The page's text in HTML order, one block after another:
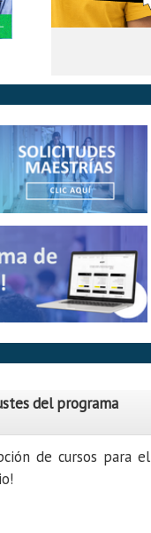
del programa
de cursos para el